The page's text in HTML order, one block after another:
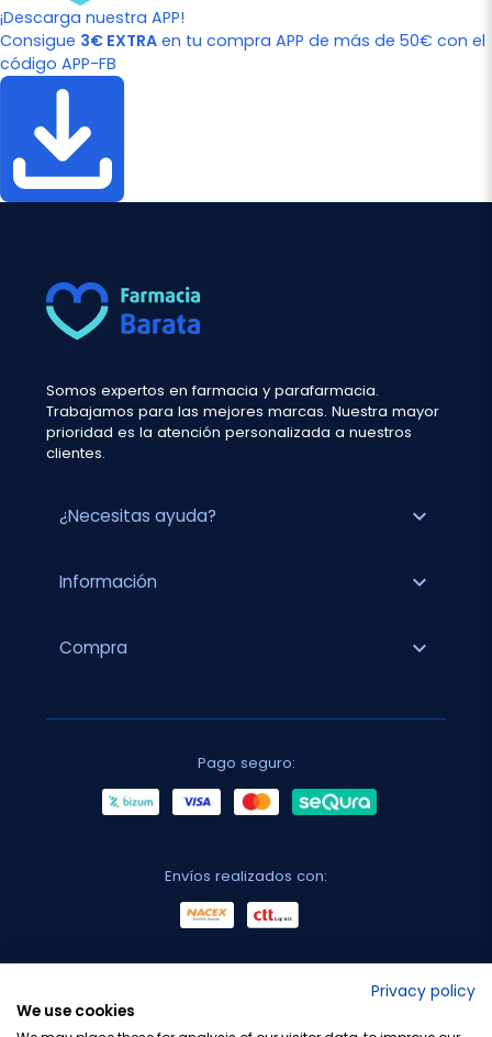
¡Descarga nuestra APP!
Consigue 3€ EXTRA en tu compra APP de más de 50€ con el
código APP-FB
Somos expertos en farmacia y parafarmacia.
Trabajamos para las mejores marcas. Nuestra mayor
prioridad es la atención personalizada a nuestros
clientes.
¿Necesitas ayuda? expand_more
Información expand_more
Compra expand_more
Pago seguro:
Envíos realizados con:
Privacy policy
We use cookies